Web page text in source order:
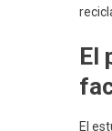
El
El